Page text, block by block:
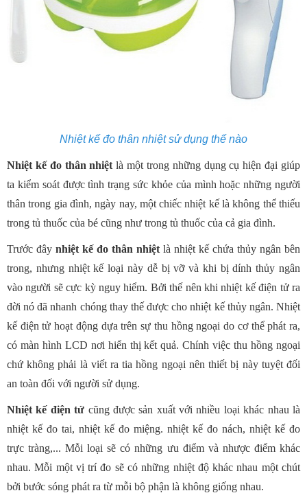
Nhiệt kế đo thân nhiệt sử dụng thế nào
Nhiệt kế đo thân nhiệt là một trong những dụng cụ hiện đại giúp
ta kiểm soát được tình trạng sức khỏe của mình hoặc những người
thân trong gia đình, ngày nay, một chiếc nhiệt kế là không thể thiếu
trong tủ thuốc của bé cũng như trong tủ thuốc của cả gia đình.
Trước đây nhiệt kế đo thân nhiệt là nhiệt kế chứa thủy ngân bên
trong, nhưng nhiệt kế loại này dễ bị vỡ và khi bị dính thủy ngân
vào người sẽ cực kỳ nguy hiểm. Bởi thế nên khi nhiệt kế điện tử ra
đời nó đã nhanh chóng thay thế được cho nhiệt kế thủy ngân. Nhiệt
kế điện tử hoạt động dựa trên sự thu hồng ngoại do cơ thể phát ra,
có màn hình LCD nơi hiển thị kết quả. Chính việc thu hồng ngoại
chứ không phải là viết ra tia hồng ngoại nên thiết bị này tuyệt đối
an toàn đối với người sử dụng.
Nhiệt kế điện tử cũng được sản xuất với nhiều loại khác nhau là
nhiệt kế đo tai, nhiệt kế đo miệng. nhiệt kế đo nách, nhiệt kế đo
trực tràng,... Mỗi loại sẽ có những ưu điểm và nhược điểm khác
nhau. Mỗi một vị trí đo sẽ có những nhiệt độ khác nhau một chút
bởi bước sóng phát ra từ mỗi bộ phận là không giống nhau.